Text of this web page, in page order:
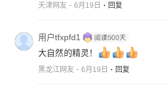
天津网友 6月19日 回复
用户tfxpfd1
大自然的精灵！
黑龙江网友 6月19日 回复